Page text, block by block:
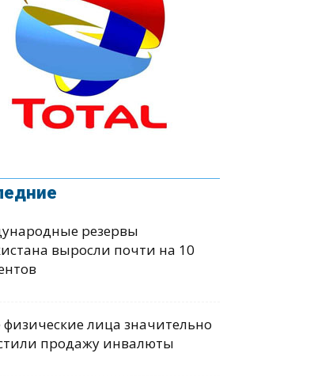
резервы
выросли почти на 10
физические лица значительно
продажу инвалюты